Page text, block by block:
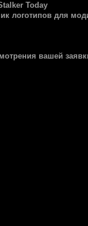
Today
логотипов для
вашей